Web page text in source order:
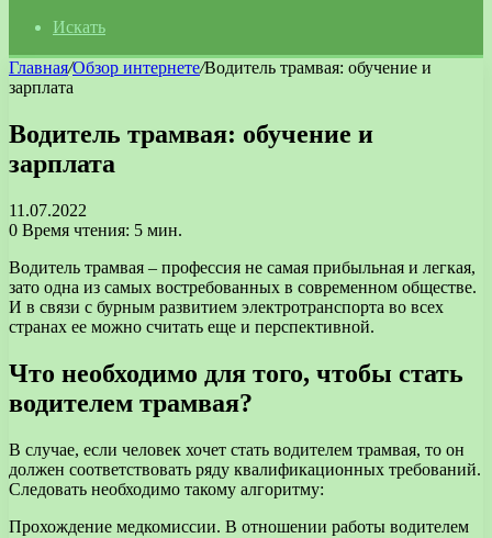
Искать
Главная/Обзор интернете/Водитель трамвая: обучение и
зарплата
Водитель трамвая: обучение и
зарплата
11.07.2022
0 Время чтения: 5 мин.
Водитель трамвая – профессия не самая прибыльная и легкая,
зато одна из самых востребованных в современном обществе.
И в связи с бурным развитием электротранспорта во всех
странах ее можно считать еще и перспективной.
Что необходимо для того, чтобы стать
водителем трамвая?
В случае, если человек хочет стать водителем трамвая, то он
должен соответствовать ряду квалификационных требований.
Следовать необходимо такому алгоритму:
Прохождение медкомиссии. В отношении работы водителем